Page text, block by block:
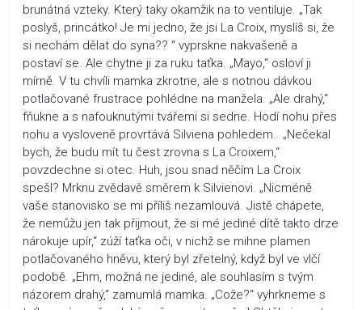
brunátná vzteky. Který taky okamžik na to ventiluje. „Tak
poslyš, princátko! Je mi jedno, že jsi La Croix, myslíš si, že
si nechám dělat do syna?? “ vyprskne nakvašeně a
postaví se. Ale chytne ji za ruku taťka. „Mayo,“ osloví ji
mírně. V tu chvíli mamka zkrotne, ale s notnou dávkou
potlačované frustrace pohlédne na manžela. „Ale drahý,“
fňukne a s nafouknutými tvářemi si sedne. Hodí nohu přes
nohu a vysloveně provrtává Silviena pohledem. „Nečekal
bych, že budu mít tu čest zrovna s La Croixem,“
povzdechne si otec. Huh, jsou snad něčím La Croix
spešl? Mrknu zvědavě směrem k Silvienovi. „Nicméně
vaše stanovisko se mi příliš nezamlouvá. Jistě chápete,
že nemůžu jen tak přijmout, že si mé jediné dítě takto drze
nárokuje upír,“ zúží taťka oči, v nichž se mihne plamen
potlačovaného hněvu, který byl zřetelný, když byl ve vlčí
podobě. „Ehm, možná ne jediné, ale souhlasím s tvým
názorem drahý,“ zamumlá mamka. „Cože?“ vyhrkneme s